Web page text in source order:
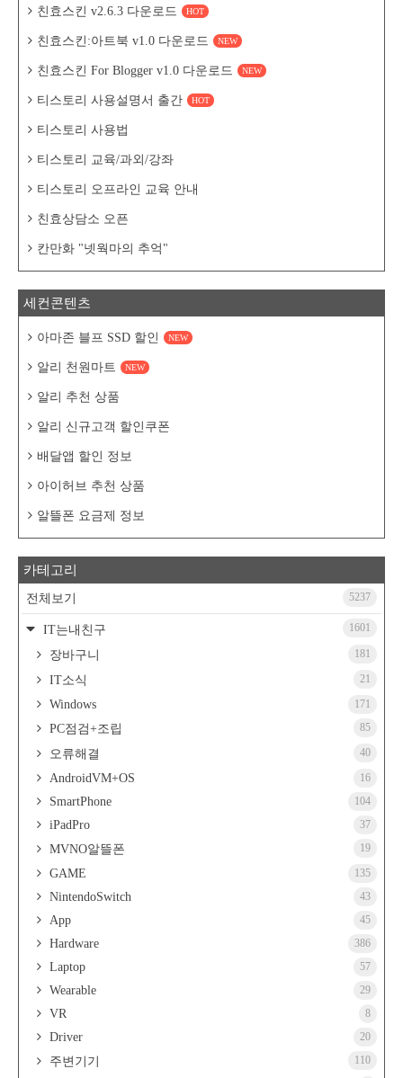
친효스킨 v2.6.3 다운로드 HOT
친효스킨:아트북 v1.0 다운로드 NEW
친효스킨 For Blogger v1.0 다운로드 NEW
티스토리 사용설명서 출간 HOT
티스토리 사용법
티스토리 교육/과외/강좌
티스토리 오프라인 교육 안내
친효상담소 오픈
칸만화 "넷웍마의 추억"
세컨콘텐츠
아마존 블프 SSD 할인 NEW
알리 천원마트 NEW
알리 추천 상품
알리 신규고객 할인쿠폰
배달앱 할인 정보
아이허브 추천 상품
알뜰폰 요금제 정보
카테고리
전체보기 5237
IT는내친구 1601
장바구니 181
IT소식 21
Windows 171
PC점검+조립 85
오류해결 40
AndroidVM+OS 16
SmartPhone 104
iPadPro 37
MVNO알뜰폰 19
GAME 135
NintendoSwitch 43
App 45
Hardware 386
Laptop 57
Wearable 29
VR 8
Driver 20
주변기기 110